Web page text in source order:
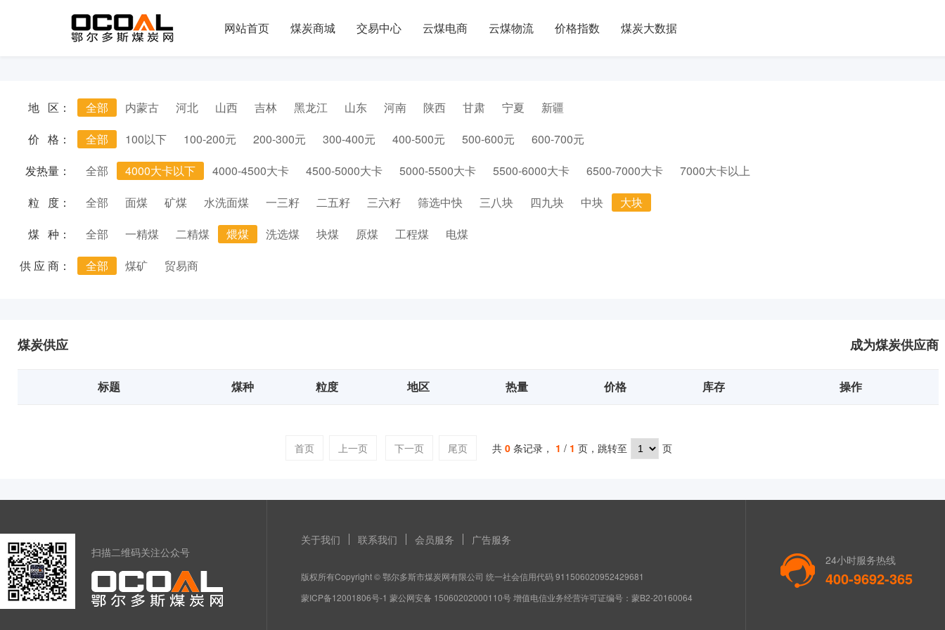
网站首页 煤炭商城 交易中心 云煤电商 云煤物流 价格指数 煤炭大数据
地 区： 全部 内蒙古 河北 山西 吉林 黑龙江 山东 河南 陕西 甘肃 宁夏
新疆
价 格：
全部 100以下 100-200元 200-300元 300-400元 400-500元 500-600元
600-700元
发热量：
全部 4000大卡以下 4000-4500大卡 4500-5000大卡 5000-5500大卡 5500-6000大卡 6500-7000大卡
7000大卡以上
粒 度：
全部 面煤 矿煤 水洗面煤 一三籽 二五籽 三六籽 筛选中快 三八块 四九块 中块
大块
煤 种：
全部 一精煤 二精煤 煨煤 洗选煤 块煤 原煤 工程煤
电煤
供 应 商：
全部 煤矿 贸易商
成为煤炭供应商
煤炭供应
标题 煤种 粒度 地区 热量 价格 库存 操作
首页 上一页 下一页 尾页 共 0 条记录， 1 / 1 页，跳转至 页
扫描二维码关注公众号
关于我们 联系我们 会员服务 广告服务
版权所有Copyright © 鄂尔多斯市煤炭网有限公司 统一社会信用代码 911506020952429681
蒙ICP备12001806号-1 蒙公网安备 15060202000110号 增值电信业务经营许可证编号：蒙B2-20160064
24小时服务热线
400-9692-365